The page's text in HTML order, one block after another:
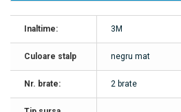
Inaltime: 3M
Culoare stalp negru mat
Nr. brate: 2 brate